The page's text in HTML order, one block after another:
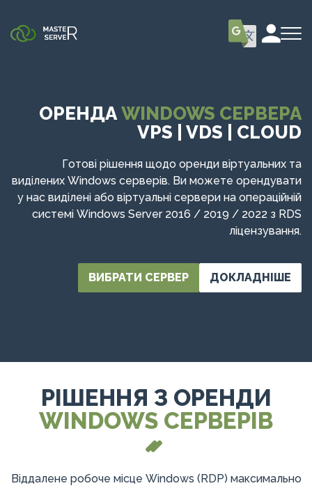
ОРЕНДАWINDOWS СЕРВЕРА
VPS | VDS | CLOUD
Готові рішення щодо оренди віртуальних та
виділених Windows серверів. Ви можете орендувати
у нас виділені або віртуальні сервери на операційній
системі Windows Server 2016 / 2019 / 2022 з RDS
ліцензування.
ВИБРАТИ СЕРВЕР ДОКЛАДНІШЕ
РІШЕННЯ З ОРЕНДИ
WINDOWS СЕРВЕРІВ
Віддалене робоче місце Windows (RDP) максимально